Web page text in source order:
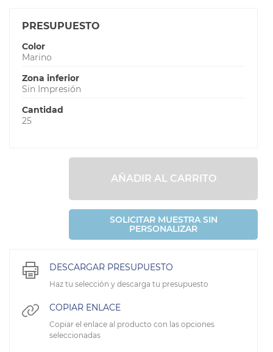
PRESUPUESTO
Color
Marino
Zona inferior
Sin Impresión
Cantidad
25
AÑADIR AL CARRITO
SOLICITAR MUESTRA SIN
PERSONALIZAR
DESCARGAR PRESUPUESTO
Haz tu selección y descarga tu presupuesto
COPIAR ENLACE
Copiar el enlace al producto con las opciones
seleccionadas